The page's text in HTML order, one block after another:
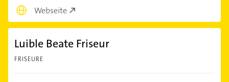
Webseite
Luible Beate Friseur
FRISEURE